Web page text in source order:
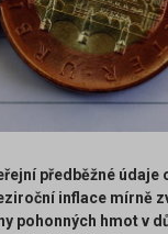
předběžné
inflace mírně
pohonných hmot v